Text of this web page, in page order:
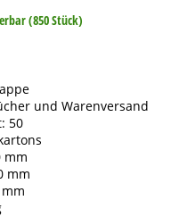
(850 Stück)
und Warenversand
50
mm
mm